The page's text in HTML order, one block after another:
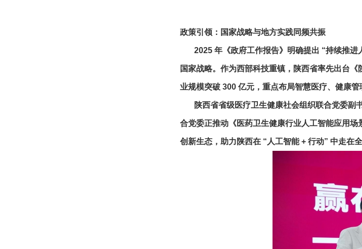
政策引领：国家战略与地方实践同频共振
2025 年《政府工作报告》明确提出 “持续推进
国家战略。作为西部科技重镇，陕西省率先出台
业规模突破 300 亿元，重点布局智慧医疗、健康
陕西省省级医疗卫生健康社会组织联合党委副
合党委正推动《医药卫生健康行业人工智能应用
创新生态，助力陕西在 “人工智能 + 行动” 中走在全